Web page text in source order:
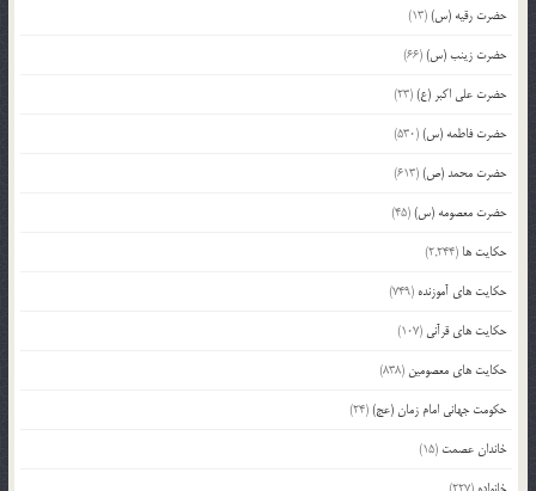
حضرت رقیه (س)(13)
حضرت زینب (س)(66)
حضرت علی اکبر (ع)(23)
حضرت فاطمه (س)(530)
حضرت محمد (ص)(613)
حضرت معصومه (س)(45)
حکایت ها (2,244)
حکایت های آموزنده (749)
حکایت های قرآنی (107)
حکایت های معصومین (838)
حکومت جهانی امام زمان (عج)(24)
خاندان عصمت (15)